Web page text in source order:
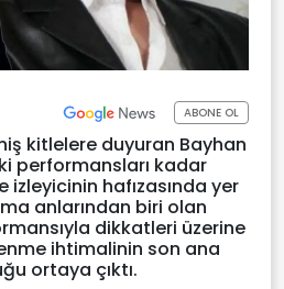
ABONE OL
kitlelere duyuran Bayhan
performansları kadar
hafızasında yer
anlarından biri olan
dikkatleri üzerine
ihtimalinin son ana
ortaya çıktı.